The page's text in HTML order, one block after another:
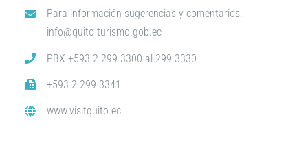
Para información sugerencias y comentarios:
info@quito-turismo.gob.ec
PBX +593 2 299 3300 al 299 3330
+593 2 299 3341
www.visitquito.ec